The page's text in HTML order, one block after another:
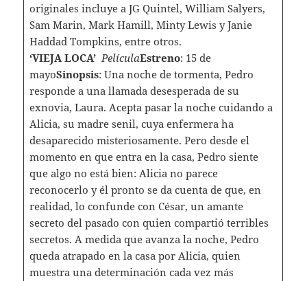
originales incluye a JG Quintel, William Salyers,
Sam Marin, Mark Hamill, Minty Lewis y Janie
Haddad Tompkins, entre otros.
‘VIEJA LOCA’ PelículaEstreno: 15 de
mayoSinopsis: Una noche de tormenta, Pedro
responde a una llamada desesperada de su
exnovia, Laura. Acepta pasar la noche cuidando a
Alicia, su madre senil, cuya enfermera ha
desaparecido misteriosamente. Pero desde el
momento en que entra en la casa, Pedro siente
que algo no está bien: Alicia no parece
reconocerlo y él pronto se da cuenta de que, en
realidad, lo confunde con César, un amante
secreto del pasado con quien compartió terribles
secretos. A medida que avanza la noche, Pedro
queda atrapado en la casa por Alicia, quien
muestra una determinación cada vez más